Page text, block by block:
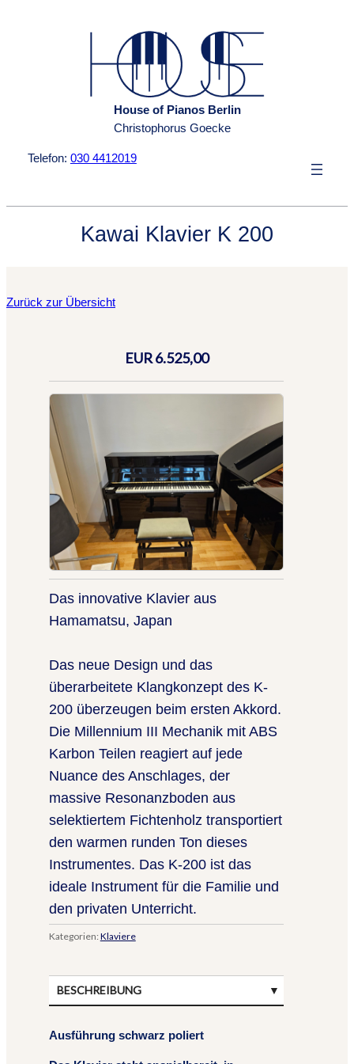
House of Pianos Berlin
Christophorus Goecke
Telefon: 030 4412019
Kawai Klavier K 200
Zurück zur Übersicht
EUR 6.525,00
Das innovative Klavier aus
Hamamatsu, Japan
Das neue Design und das
überarbeitete Klangkonzept des K-
200 überzeugen beim ersten Akkord.
Die Millennium III Mechanik mit ABS
Karbon Teilen reagiert auf jede
Nuance des Anschlages, der
massive Resonanzboden aus
selektiertem Fichtenholz transportiert
den warmen runden Ton dieses
Instrumentes. Das K-200 ist das
ideale Instrument für die Familie und
den privaten Unterricht.
Kategorien: Klaviere
BESCHREIBUNG
Ausführung schwarz poliert